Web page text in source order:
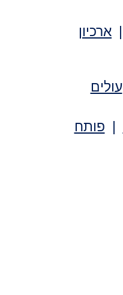
| ארכיון
עולים
| פותח